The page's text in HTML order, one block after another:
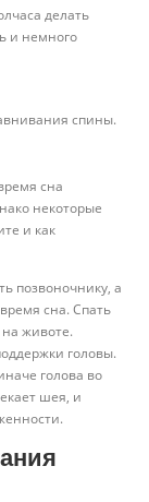
делать
и немного
спины.
сна
некоторые
и как
позвоночнику, а
сна. Спать
животе.
головы.
голова во
шея, и